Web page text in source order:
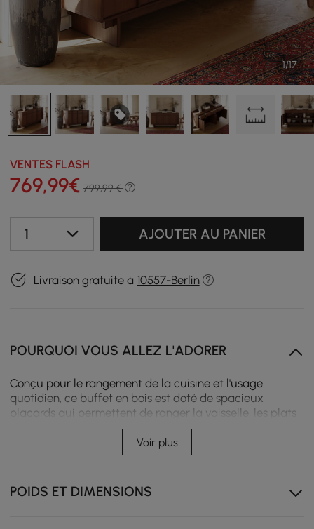
1/17
VENTES FLASH
769,99€ 799,99 €
1 AJOUTER AU PANIER
Livraison gratuite à 10557-Berlin
POURQUOI VOUS ALLEZ L'ADORER
Conçu pour le rangement de la cuisine et l'usage
quotidien, ce buffet en bois est doté de spacieux
placards qui permettent de ranger la vaisselle, les plats
de service et les essentiels de la maison tout en
conservant un espace repas propre et ordonné.
tout en dissimulant le rangement quotidien.
Voir plus
POIDS ET DIMENSIONS